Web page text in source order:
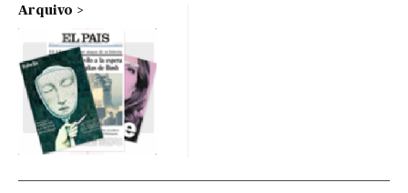
Arquivo